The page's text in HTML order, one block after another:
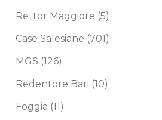
Rettor Maggiore (5)
Case Salesiane (701)
MGS (126)
Redentore Bari (10)
Foggia (11)